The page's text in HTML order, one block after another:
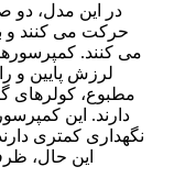
در این مدل، دو
حرکت می کنند و
می کنند.
لرزش پایین و
مطبوع، کولرهای
دارند. این
نگهداری کمتری
این حال،